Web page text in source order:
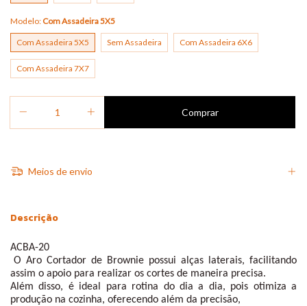
Modelo:Com Assadeira 5X5
Com Assadeira 5X5 Sem Assadeira Com Assadeira 6X6
Com Assadeira 7X7
Meios de envio
Descrição
ACBA-20
O Aro Cortador de Brownie possui alças laterais, facilitando
assim o apoio para realizar os cortes de maneira precisa.
Além disso, é ideal para rotina do dia a dia, pois otimiza a
produção na cozinha, oferecendo além da precisão,